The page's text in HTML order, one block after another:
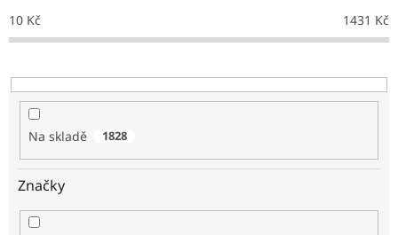
k
t
10 Kč 1431 Kč
Na skladě 1828
Značky